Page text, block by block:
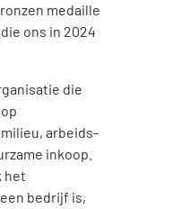
medaille
ons in 2024
die
milieu, arbeids-
inkoop.
het
bedrijf is,